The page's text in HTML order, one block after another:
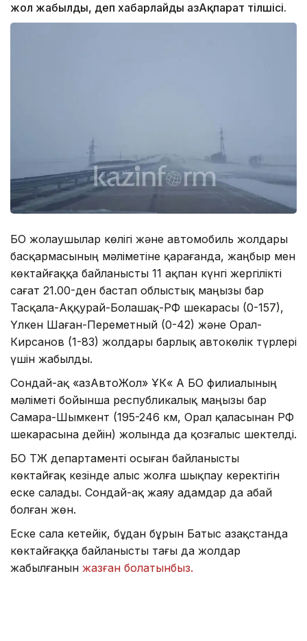
жол жабылды, деп хабарлайды ҚазАқпарат тілшісі.
БҚО жолаушылар көлігі және автомобиль жолдары
басқармасының мәліметіне қарағанда, жаңбыр мен
көктайғаққа байланысты 11 ақпан күнгі жергілікті
сағат 21.00-ден бастап облыстық маңызы бар
Тасқала-Аққурай-Болашақ-РФ шекарасы (0-157),
Үлкен Шаған-Переметный (0-42) және Орал-
Кирсанов (1-83) жолдары барлық автокөлік түрлері
үшін жабылды.
Сондай-ақ «ҚазАвтоЖол» ҰК« АҚ БҚО филиалының
мәліметі бойынша республикалық маңызы бар
Самара-Шымкент (195-246 км, Орал қаласынан РФ
шекарасына дейін) жолында да қозғалыс шектелді.
БҚО ТЖ департаменті осыған байланысты
көктайғақ кезінде алыс жолға шықпау керектігін
еске салады. Сондай-ақ жаяу адамдар да абай
болған жөн.
Еске сала кетейік, бұдан бұрын Батыс Қазақстанда
көктайғаққа байланысты тағы да жолдар
жабылғанын жазған болатынбыз.